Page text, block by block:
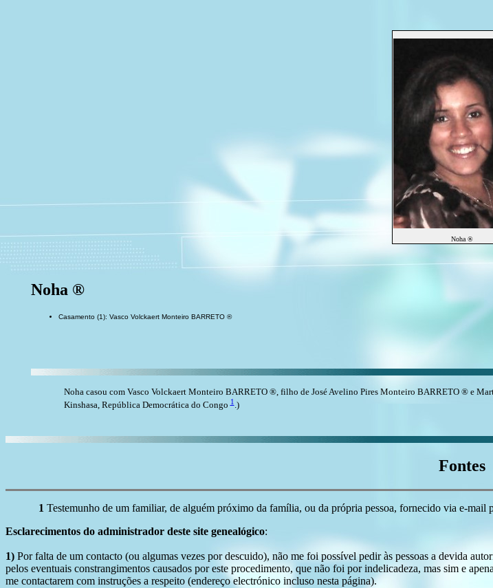
Noha ®
Noha ®
Casamento (1): Vasco Volckaert Monteiro BARRETO ®
Noha casou com Vasco Volckaert Monteiro BARRETO ®, filho de José Avelino Pires Monteiro BARRETO ® e
Kinshasa, República Democrática do Congo1.)
Fontes
1 Testemunho de um familiar, de alguém próximo da família, ou da própria pessoa, fornecido via e-mail
Esclarecimentos do administrador deste site genealógico:
1) Por falta de um contacto (ou algumas vezes por descuido), não me foi possível pedir às pessoas a devida
pelos eventuais constrangimentos causados por este procedimento, que não foi por indelicadeza, mas sim e
me contactarem com instruções a respeito (endereço electrónico incluso nesta página).